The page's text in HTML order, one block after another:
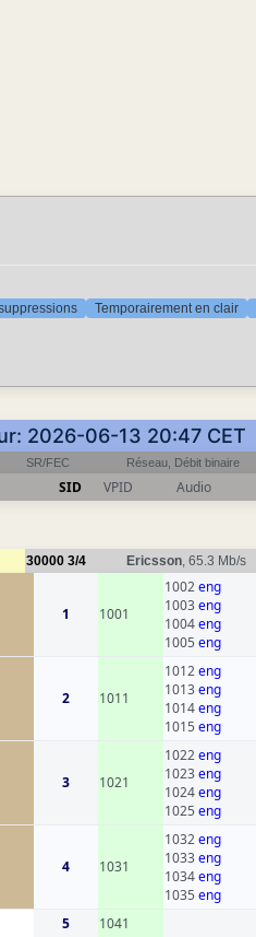
Temporairement en clair
2026-06-13 20:47 CET
SR/FEC Réseau, Débit binaire
SID VPID Audio
30000 3/4 Ericsson , 65.3 Mb/s
1 1001
1002eng
1003eng
1004eng
1005 eng
2 1011
1012eng
1013eng
1014eng
1015 eng
3 1021
1022eng
1023eng
1024eng
1025 eng
4 1031
1032eng
1033eng
1034eng
1035 eng
5 1041